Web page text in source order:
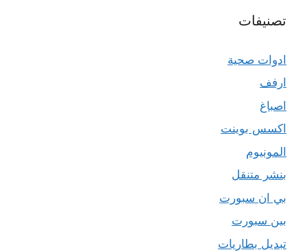
تصنيفات
ادوات صحية
ارفف
اصباغ
اكسس بوينت
المونيوم
بنشر متنقل
بي ان سبورت
بين سبورت
تبديل بطاريات